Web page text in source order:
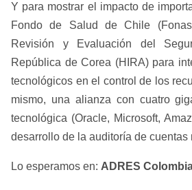
Y para mostrar el impacto de
Fondo de Salud de Chile
Revisión y Evaluación del
República de Corea (HIRA) para
tecnológicos en el control de los
mismo, una alianza con cuatro
tecnológica (Oracle, Microsoft,
desarrollo de la auditoría de cuentas
Lo esperamos en: ADRES